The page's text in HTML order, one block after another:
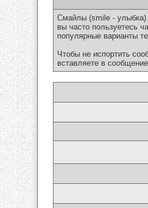
Смайлы (smile - улыбка)
вы часто пользуетесь
популярные варианты
Чтобы не испортить
вставляете в